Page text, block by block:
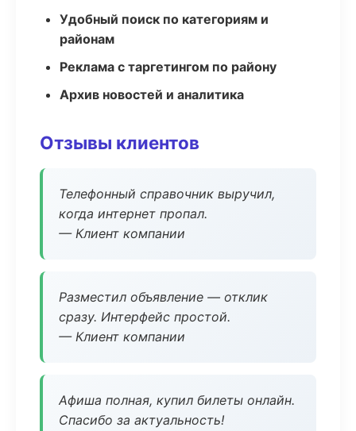
Удобный поиск по категориям и
районам
Реклама с таргетингом по району
Архив новостей и аналитика
Отзывы клиентов
Телефонный справочник выручил,
когда интернет пропал.
— Клиент компании
Разместил объявление — отклик
сразу. Интерфейс простой.
— Клиент компании
Афиша полная, купил билеты онлайн.
Спасибо за актуальность!